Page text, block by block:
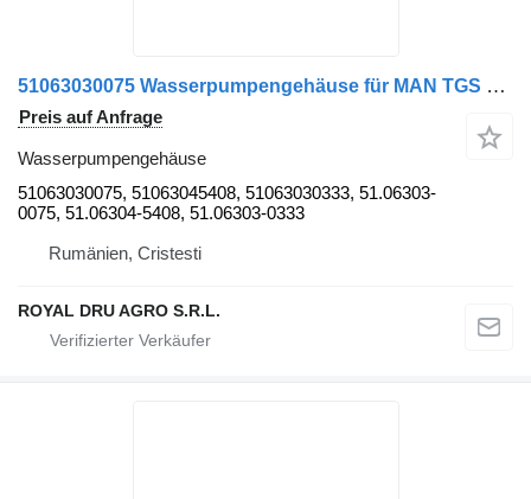
51063030075 Wasserpumpengehäuse für MAN TGS 26.360 LKW
Preis auf Anfrage
Wasserpumpengehäuse
51063030075, 51063045408, 51063030333, 51.06303-
0075, 51.06304-5408, 51.06303-0333
Rumänien, Cristesti
ROYAL DRU AGRO S.R.L.